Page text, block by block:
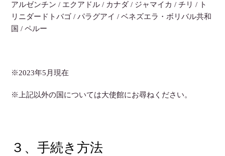
アルゼンチン / エクアドル / カナダ / ジャマイカ / チリ / ト
リニダードトバゴ / パラグアイ / ベネズエラ・ボリバル共和
国 / ペルー
※2023年5月現在
※上記以外の国については大使館にお尋ねください。
３、手続き方法